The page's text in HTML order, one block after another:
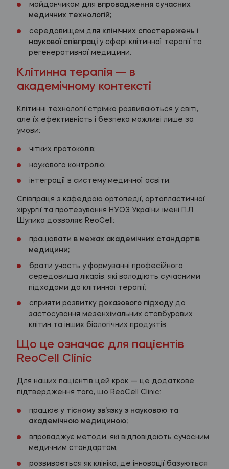
майданчиком для впровадження сучасних
медичних технологій;
середовищем для клінічних спостережень і
наукової співпраціу сфері клітинної терапії та
регенеративної медицини.
Клітинна терапія — в
академічному контексті
Клітинні технології стрімко розвиваються у світі,
але їх ефективність і безпека можливі лише за
умови:
чітких протоколів;
наукового контролю;
інтеграції в систему медичної освіти.
Співпраця з кафедрою ортопедії, ортопластичної
хірургії та протезування НУОЗ України імені П.Л.
Шупика дозволяє ReoCell:
працювати в межах академічних стандартів
медицини;
брати участь у формуванні професійного
середовища лікарів, які володіють сучасними
підходами до клітинної терапії;
сприяти розвитку доказового підходудо
застосування мезенхімальних стовбурових
клітин та інших біологічних продуктів.
Що це означає для пацієнтів
ReoCell Clinic
Для наших пацієнтів цей крок — це додаткове
підтвердження того, що ReoCell Clinic:
працює у тісному зв’язку з науковою та
академічною медициною;
впроваджує методи, які відповідають сучасним
медичним стандартам;
розвивається як клініка, де інновації базуються